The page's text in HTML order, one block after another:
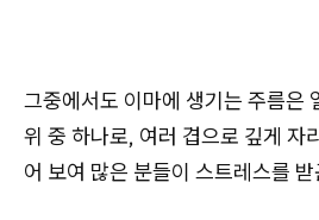
그중에서도 이마에 생기는 주름은
위 중 하나로, 여러 겹으로 깊게 자
어 보여 많은 분들이 스트레스를